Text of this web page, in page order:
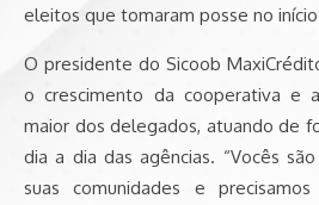
eleitos que tomaram posse no
O presidente do Sicoob
o crescimento da cooperativa e
maior dos delegados, atuando de
dia a dia das agências. “Vocês
suas comunidades e